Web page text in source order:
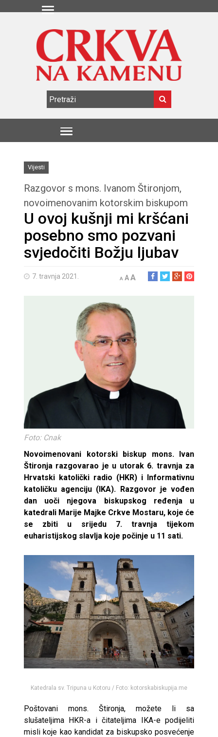
Vijesti
Razgovor s mons. Ivanom Štironjom,
novoimenovanim kotorskim biskupom
U ovoj kušnji mi kršćani
posebno smo pozvani
svjedočiti Božju ljubav
7. travnja 2021. A AA
Foto: Cnak
Novoimenovani kotorski biskup mons. Ivan
Štironja razgovarao je u utorak 6. travnja za
Hrvatski katolički radio (HKR) i Informativnu
katoličku agenciju (IKA). Razgovor je vođen
dan uoči njegova biskupskog ređenja u
katedrali Marije Majke Crkve Mostaru, koje će
se zbiti u srijedu 7. travnja tijekom
euharistijskog slavlja koje počinje u 11 sati.
Katedrala sv. Tripuna u Kotoru / Foto: kotorskabiskupija.me
Poštovani mons. Štironja, možete li sa
slušateljima HKR-a i čitateljima IKA-e podijeliti
misli koje kao kandidat za biskupsko posvećenje